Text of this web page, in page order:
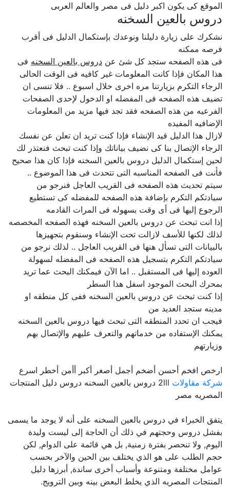
الموقع كى يكون اكبر دليل فى مصر والعالم العربى
دروس بالعين السخنه
نشكرك على زيارة دليلنا ونوعدك بإستكمال الدليل فى أقرب
فرصه ممكنه
فى هذه الصفحه ستجد كل شئ عندروس بالعين السخنهفى
هذا المكان فإذا كانت المعلومات غير كافيه فى الوقت الحالى
الرجاء التكرم بزيارتنا مره اخرى خلال اسبوع .. فلا تنسى ان
تضيف هذه الصفحه فى المفضله او الدخول لإحدى الصفحات
الفرعيه من هذه الصفحه فقد تجد فيها مزيد من المعلومات
الإضافيه المفيده
لازال هذا الدليل قيد الإنشاء فإذا كنت تريد ان تعلن عن نفسك
الرجاء الإتصال بنا كى نضيف بياناتك وإذا كنت تبحث فنعتذر لك
لحين إستكمال الدليل دروس بالعين السخنه فإذا كان هذا صحيح
فأنت فى الصفحه المناسبه التى تتحدث فى هذا الموضوع ..
سيتم تحديث هذه الصفحه فى القريب العاجل فنرجو من
سيادتكم التكرم بإضافة هذه الصفحه للمفضله كى تستطيع
الرجوع إليها فى أى وقت بسهوله فى المرات القادمه
إذا انت تبحث عن دروس بالعين السخنه فهذه الصفحه المخصصه
لذلك لكنها للأسف لازالت تحت الإنشاء وسنقوم بتجهيزها
بالبيانات التى تسأل هنها فى القريب العاجل .. لذلك نرجو من
سيادتكم التكرم بتسجيل هذه الصفحه فى المفضله لسهولة
العوده إليها فى المستقبل .. اما الآن فيمكنك البحث عما تريد
بمحرك البحث الموجود اسفل هذا السطر
إذا كنت تبحث عن دروس بالعين السخنه ففى كل منطقه او
مدينه ستجد العديد من
فيجب ان تحدد المنطقه التى تبحث فيها دروس بالعين السخنه
يمكنك الإستفاده من خدماتهم والتعرف عليهم والإتصال بهم
وزيارتهم
ارخص افخم أحسن أضخم أجمل أصغر أكبر أأمن أخطر اسرع
شركة مقاولات
2lll دروس بالعين السخنه دروس دليل المنتجات
المصريه مصر
يتفق الخبراء في دروس بالعين السخنه على أنه لا يوجد ما يسمى
بفشل دروس وحجتهم في ذلك أن الحاجة إلى ليست وليدة
اليوم, ولا تنحصر بفترة زمنية, بل هي قائمة على الدوام, لكن
حجم الطلب على هو الذي يختلف بين الحين والآخر بحسب
عوامل مختلفة ومتنوعة وأسباب أخرى ساندة, أبرزها دليل
المنتجات المصريه الذي يخلط البعض بينه وبين الترويج.